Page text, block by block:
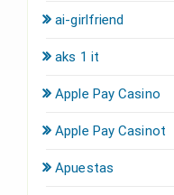
ai-girlfriend
aks 1 it
Apple Pay Casino
Apple Pay Casinot
Apuestas